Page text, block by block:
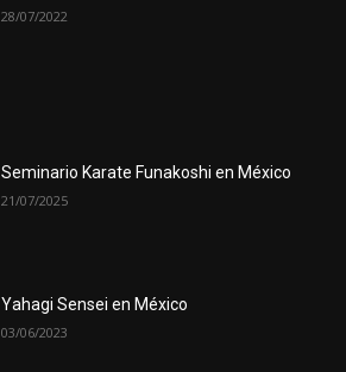
28/07/2022
Seminario Karate Funakoshi en México
21/07/2025
Yahagi Sensei en México
03/06/2023